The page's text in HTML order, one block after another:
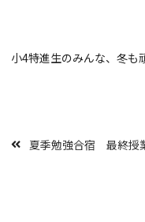
小4特進生のみんな、冬も
夏季勉強合宿 最終授